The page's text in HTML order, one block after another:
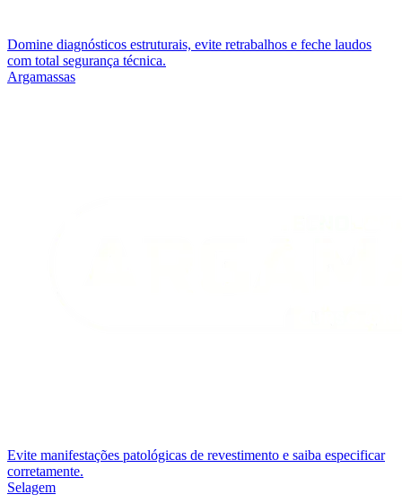
Domine diagnósticos estruturais, evite retrabalhos e feche laudos
com total segurança técnica.
Argamassas
Evite manifestações patológicas de revestimento e saiba especificar
corretamente.
Selagem